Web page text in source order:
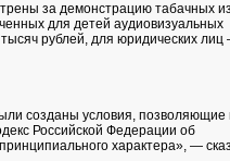
за демонстрацию табачных
для детей аудиовизуальных
рублей, для юридических
созданы условия, позволяющие
Российской Федерации об
характера», —